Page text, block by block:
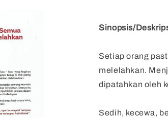
Sinopsis/
Setiap orang
melelahkan.
dipatahkan oleh
Sedih, kecewa,